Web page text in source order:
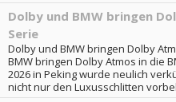
Dolby und BMW bringen
Serie
Dolby und BMW bringen Dolby
BMW bringen Dolby Atmos in die
2026 in Peking wurde neulich
nicht nur den Luxusschlitten